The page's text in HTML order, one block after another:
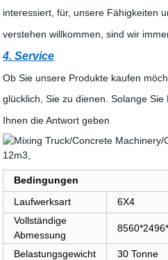
interessiert, für, unsere Fähigkeiten
verstehen willkommen, sind wir
4. Service
Ob Sie unsere Produkte kaufen
glücklich, Sie zu dienen. Solange
Ihnen die Antwort geben
Bedingungen
Laufwerksart
6X4
Vollständige
Abmessung
Belastungsgewicht 30 Tonne